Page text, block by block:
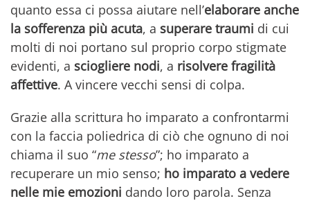
quanto essa ci possa aiutare nell’elaborare anche
la sofferenza più acuta, a superare traumi di cui
molti di noi portano sul proprio corpo stigmate
evidenti, a sciogliere nodi, a risolvere fragilità
affettive. A vincere vecchi sensi di colpa.
Grazie alla scrittura ho imparato a confrontarmi
con la faccia poliedrica di ciò che ognuno di noi
chiama il suo “me stesso”; ho imparato a
recuperare un mio senso; ho imparato a vedere
nelle mie emozioni dando loro parola. Senza